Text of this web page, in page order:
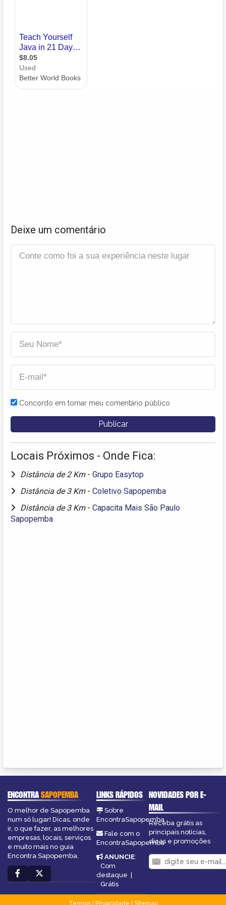
Deixe um comentário
Concordo em tornar meu comentário público
Locais Próximos - Onde Fica:
Distância de 2 Km - Grupo Easytop
Distância de 3 Km - Coletivo Sapopemba
Distância de 3 Km - Capacita Mais São Paulo
Sapopemba
ENCONTRASAPOPEMBA
O melhor de Sapopemba
num só lugar! Dicas, onde
ir, o que fazer, as melhores
empresas, locais, serviços
e muito mais no guia
Encontra Sapopemba.
LINKS RÁPIDOS
Sobre
EncontraSapopemba
Fale com o
EncontraSapopemba
ANUNCIE:
Com
destaque
Grátis
NOVIDADES POR E-
MAIL
Receba grátis as
principais notícias,
dicas e promoções